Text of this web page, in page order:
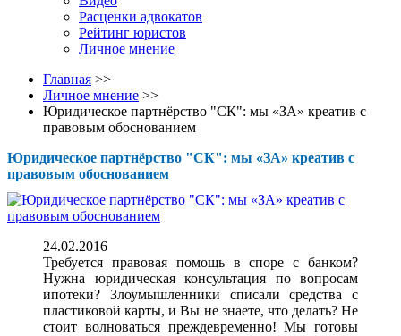
Расценки адвокатов
Рейтинг юристов
Личное мнение
Главная >>
Личное мнение >>
Юридическое партнёрство "СК": мы «ЗА» креатив с
правовым обоснованием
Юридическое партнёрство "СК": мы «ЗА» креатив с
правовым обоснованием
24.02.2016
Требуется правовая помощь в споре с банком?
Нужна юридическая консультация по вопросам
ипотеки? Злоумышленники списали средства с
пластиковой карты, и Вы не знаете, что делать? Не
стоит волноваться преждевременно! Мы готовы